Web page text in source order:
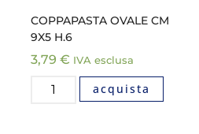
COPPAPASTA OVALE CM
9X5 H.6
3,79 € IVA esclusa
acquista